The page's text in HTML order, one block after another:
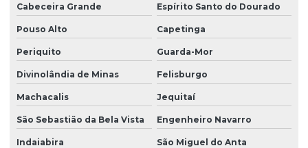
Cabeceira Grande Espírito Santo do Dourado
Pouso Alto Capetinga
Periquito Guarda-Mor
Divinolândia de Minas Felisburgo
Machacalis Jequitaí
São Sebastião da Bela Vista Engenheiro Navarro
Indaiabira São Miguel do Anta